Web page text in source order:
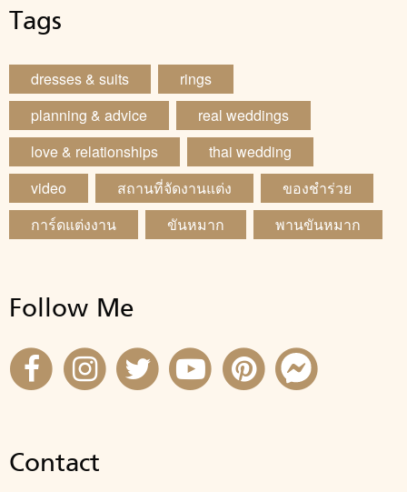
Tags
dresses & suits
rings
planning & advice
real weddings
love & relationships
thai wedding
video
สถานที่จัดงานแต่ง
ของชำร่วย
การ์ดแต่งงาน
ขันหมาก พานขันหมาก
Follow Me
Contact